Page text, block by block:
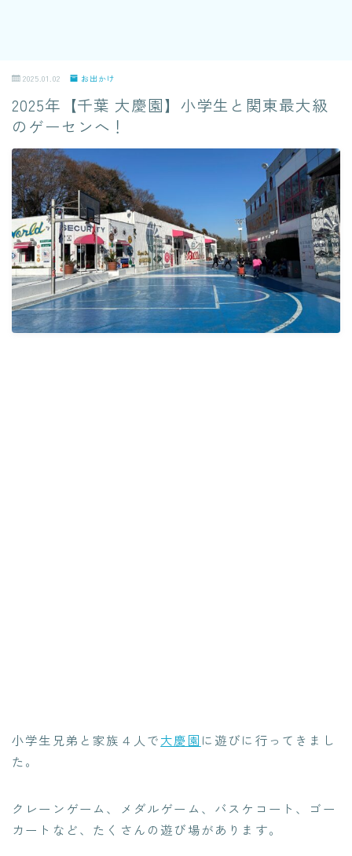
2025.01.02 お出かけ
2025年【千葉 大慶園】小学生と関東最大級
のゲーセンへ！
小学生兄弟と家族４人で大慶園 に遊びに行ってきまし
た。
クレーンゲーム、メダルゲーム、バスケコート、ゴー
カートなど、たくさんの遊び場があります。